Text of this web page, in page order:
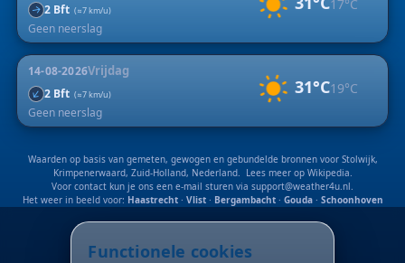
17°C
Geen neerslag
↑2 Bft (≈7 km/u)
14-08-2026Vrijdag
31°C19°C
Geen neerslag
↑2 Bft (≈7 km/u)
Waarden op basis van gemeten, gewogen en gebundelde bronnen voor Stolwijk,
Krimpenerwaard, Zuid-Holland, Nederland. Lees meer op Wikipedia.
Voor contact kun je ons een e-mail sturen via support@weather4u.nl.
Het weer in beeld voor: Haastrecht· Vlist· Bergambacht· Gouda· Schoonhoven
Functionele cookies